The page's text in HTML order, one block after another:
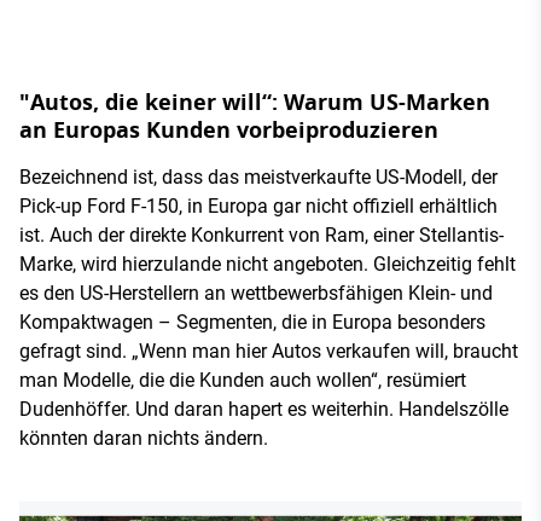
"Autos, die keiner will“: Warum US-Marken
an Europas Kunden vorbeiproduzieren
Bezeichnend ist, dass das meistverkaufte US-Modell, der
Pick-up Ford F-150, in Europa gar nicht offiziell erhältlich
ist. Auch der direkte Konkurrent von Ram, einer Stellantis-
Marke, wird hierzulande nicht angeboten. Gleichzeitig fehlt
es den US-Herstellern an wettbewerbsfähigen Klein- und
Kompaktwagen – Segmenten, die in Europa besonders
gefragt sind. „Wenn man hier Autos verkaufen will, braucht
man Modelle, die die Kunden auch wollen“, resümiert
Dudenhöffer. Und daran hapert es weiterhin. Handelszölle
könnten daran nichts ändern.